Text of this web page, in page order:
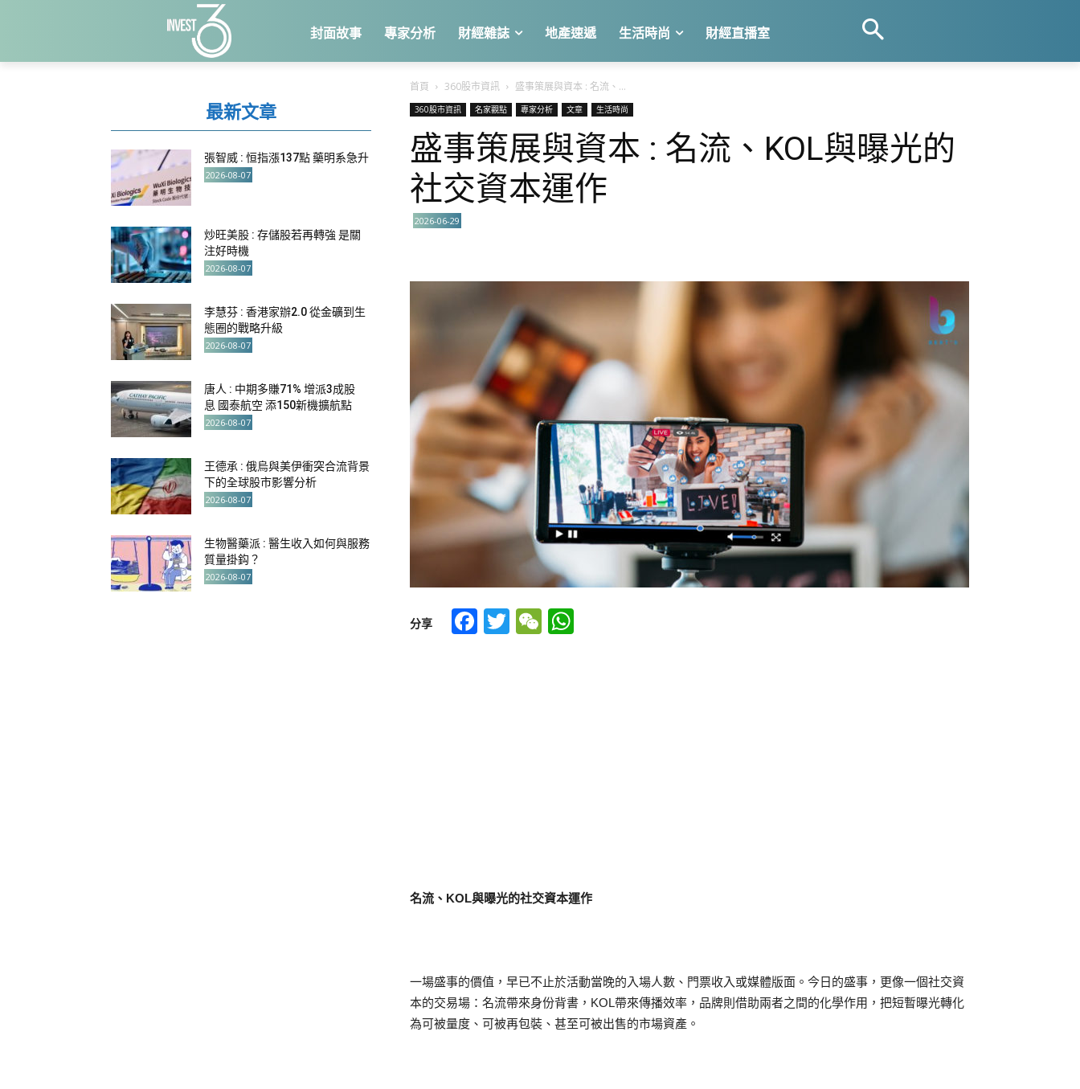
封面故事 專家分析 財經雜誌 地產速遞 生活時尚 財經直播室
首頁 360股市資訊 盛事策展與資本 : 名流、...
360股市資訊 名家觀點 專家分析 文章 生活時尚
盛事策展與資本 : 名流、KOL與曝光的
社交資本運作
2026-06-29
分享 Facebook
TwitterWeChat
名流、KOL與曝光的社交資本運作
一場盛事的價值，早已不止於活動當晚的入場人數、門票收入或媒體版面。今日的盛事，更像一個社交資
本的交易場：名流帶來身份背書，KOL帶來傳播效率，品牌則借助兩者之間的化學作用，把短暫曝光轉化
為可被量度、可被再包裝、甚至可被出售的市場資產。
最新文章
張智威 : 恒指漲137點 藥明系急升
2026-08-07
炒旺美股 : 存儲股若再轉強 是關
注好時機
2026-08-07
李慧芬 : 香港家辦2.0 從金礦到生
態圈的戰略升級
2026-08-07
唐人 : 中期多賺71% 增派3成股
息 國泰航空 添150新機擴航點
2026-08-07
王德承 : 俄烏與美伊衝突合流背景
下的全球股市影響分析
2026-08-07
生物醫藥派 : 醫生收入如何與服務
質量掛鈎？
2026-08-07